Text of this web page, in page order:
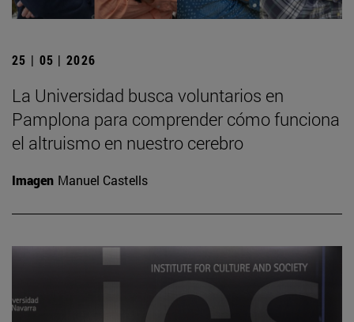
25 | 05 | 2026
La Universidad busca voluntarios en
Pamplona para comprender cómo funciona
el altruismo en nuestro cerebro
Imagen Manuel Castells